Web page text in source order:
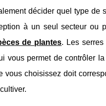
décider quel type de
à un seul secteur ou
de plantes. Les
vous permet de contrôler
vous choisissez doit